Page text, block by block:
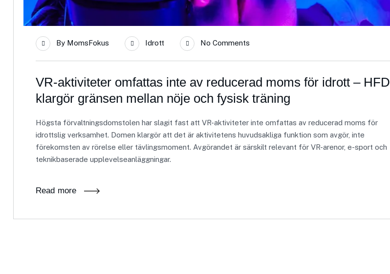
By MomsFokus Idrott No Comments
VR-aktiviteter omfattas inte av reducerad moms för idrott – HFD
klargör gränsen mellan nöje och fysisk träning
Högsta förvaltningsdomstolen har slagit fast att VR-aktiviteter inte omfattas av reducerad moms för
idrottslig verksamhet. Domen klargör att det är aktivitetens huvudsakliga funktion som avgör, inte
förekomsten av rörelse eller tävlingsmoment. Avgörandet är särskilt relevant för VR-arenor, e-sport och
teknikbaserade upplevelseanläggningar.
Read more